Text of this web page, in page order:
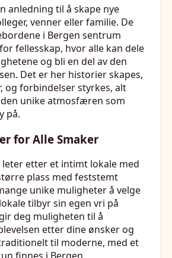
anledning til å skape nye
venner eller familie. De
i Bergen sentrum
fellesskap, hvor alle kan dele
og bli en del av den
Det er her historier skapes,
og forbindelser styrkes, alt
unike atmosfæren som
på.
for Alle Smaker
etter et intimt lokale med
plass med feststemt
unike muligheter å velge
tilbyr sin egen vri på
deg muligheten til å
etter dine ønsker og
til moderne, med et